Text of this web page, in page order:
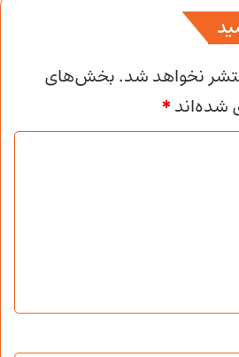
نخواهد شد.بخش‌های
شده‌اند*